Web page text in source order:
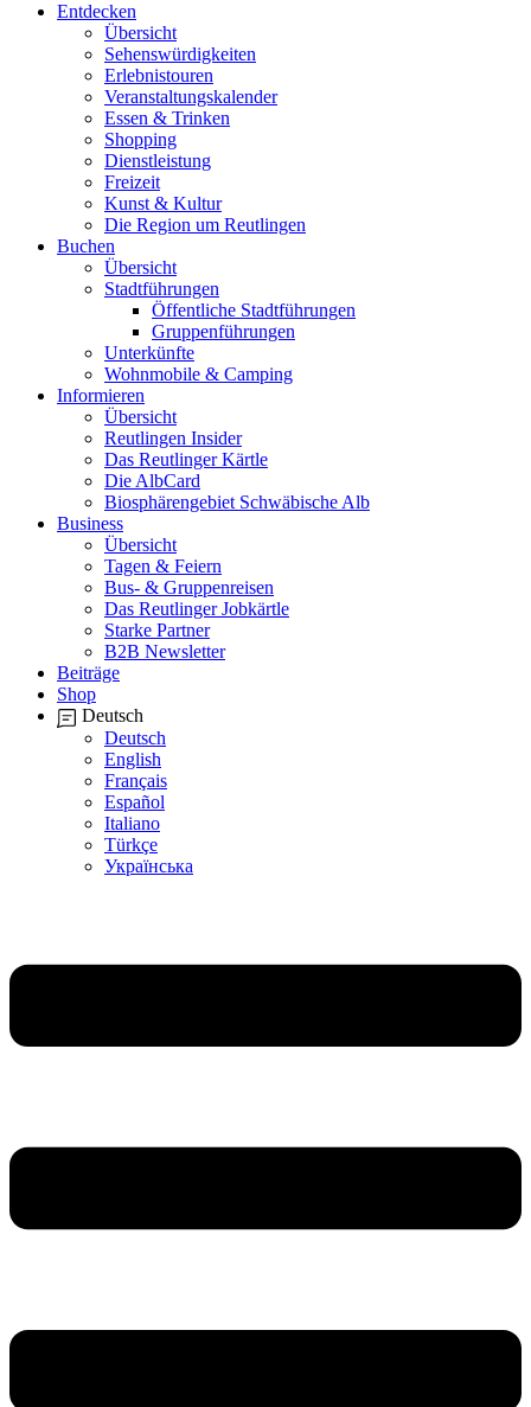
Entdecken
Übersicht
Sehenswürdigkeiten
Erlebnistouren
Veranstaltungskalender
Essen & Trinken
Shopping
Dienstleistung
Freizeit
Kunst & Kultur
Die Region um Reutlingen
Buchen
Übersicht
Stadtführungen
Öffentliche Stadtführungen
Gruppenführungen
Unterkünfte
Wohnmobile & Camping
Informieren
Übersicht
Reutlingen Insider
Das Reutlinger Kärtle
Die AlbCard
Biosphärengebiet Schwäbische Alb
Business
Übersicht
Tagen & Feiern
Bus- & Gruppenreisen
Das Reutlinger Jobkärtle
Starke Partner
B2B Newsletter
Beiträge
Shop
Deutsch
Deutsch
English
Français
Español
Italiano
Türkçe
Українська